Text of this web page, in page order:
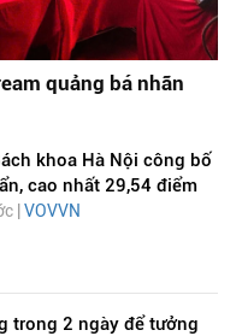
quảng bá nhãn
khoa Hà Nội công bố
cao nhất 29,54 điểm
| VOVVN
trong 2 ngày để tưởng